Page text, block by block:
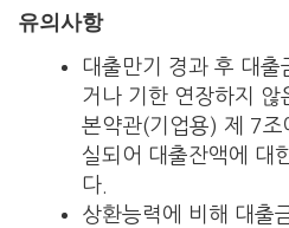
유의사항
대출만기 경과 후 대
거나 기한 연장하지 않
본약관(기업용) 제 7
실되어 대출잔액에 대
다.
상환능력에 비해 대출